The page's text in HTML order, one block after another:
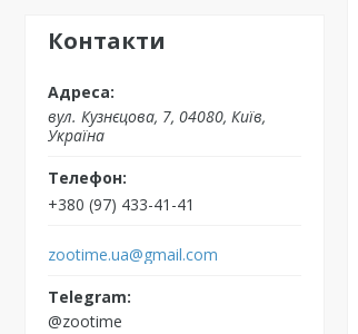
Контакти
вул. Кузнєцова, 7, 04080, Київ,
Україна
+380 (97) 433-41-41
zootime.ua@gmail.com
@zootime